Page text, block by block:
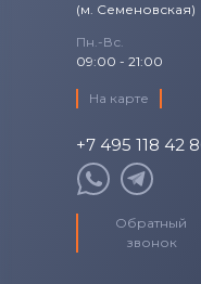
(м. Семеновская)
Пн.-Вс.
09:00 - 21:00
На карте
+7 495 118 42
Обратный
звонок